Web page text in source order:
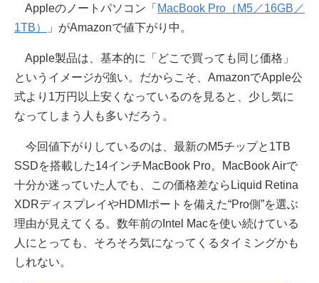
Appleのノートパソコン「 MacBook Pro（M5／16GB／
1TB）
」がAmazonで値下がり中。
Apple製品は、基本的に「どこで買っても同じ価格」
というイメージが強い。だからこそ、AmazonでApple公
式より1万円以上安くなっているのを見ると、少し気に
なってしまう人も多いだろう。
今回値下がりしているのは、最新のM5チップと1TB
SSDを搭載した14インチMacBook Pro。MacBook Airで
十分か迷っていた人でも、この価格差ならLiquid Retina
XDRディスプレイやHDMIポートを備えた“Pro側”を選ぶ
理由が見えてくる。数年前のIntel Macを使い続けている
人にとっても、そろそろ気になってくるタイミングかも
しれない。